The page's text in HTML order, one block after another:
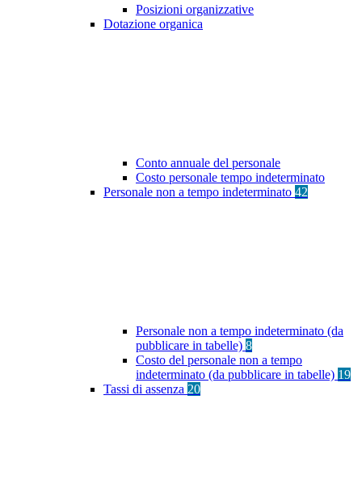
Posizioni organizzative
Dotazione organica
Conto annuale del personale
Costo personale tempo indeterminato
Personale non a tempo indeterminato 42
Personale non a tempo indeterminato (da
pubblicare in tabelle) 8
Costo del personale non a tempo
indeterminato (da pubblicare in tabelle) 19
Tassi di assenza 20